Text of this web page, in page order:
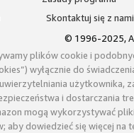
Skontaktuj się z nami
© 1996-2025,
plików cookie i
wyłącznie do
użytkownika,
i dostarczania
mogą wykorzystywać
aby dowiedzieć się więcej na